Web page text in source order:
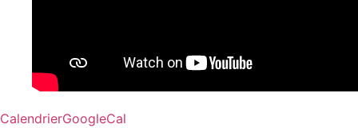
CalendrierGoogleCal